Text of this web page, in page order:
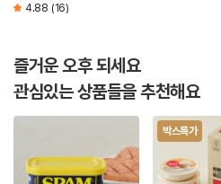
4.88 (16)
즐거운 오후 되세요
관심있는 상품들을 추천해요
박스특가